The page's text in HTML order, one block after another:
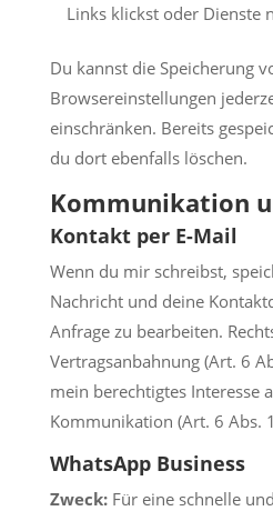
Links klickst oder Dienste
Du kannst die Speicherung
Browsereinstellungen
einschränken. Bereits
du dort ebenfalls löschen.
Kommunikation
Kontakt per E-Mail
Wenn du mir schreibst,
Nachricht und deine
Anfrage zu bearbeiten.
Vertragsanbahnung (Art. 6
mein berechtigtes Interesse
Kommunikation (Art. 6 Abs.
WhatsApp Business
Zweck:Für eine schnelle